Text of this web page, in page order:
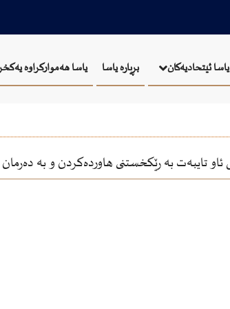
یاسا ئيتحاديەكان بڕیارە یاسا یاسا هەموارکراوە